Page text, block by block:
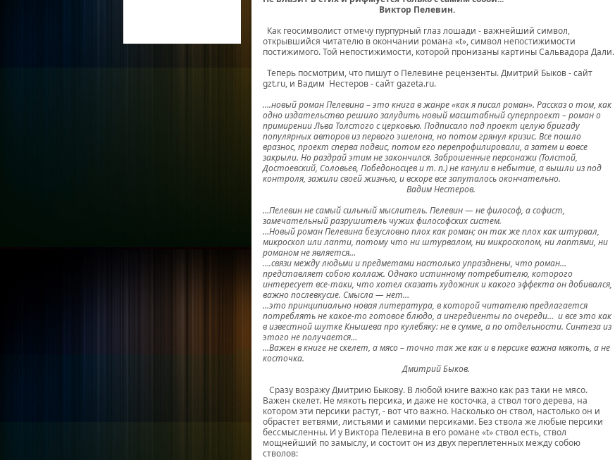
Виктор Пелевин.
Как геосимволист отмечу пурпурный глаз лошади - важнейший символ,
открывшийся читателю в окончании романа «t», символ непостижимости
постижимого. Той непостижимости, которой пронизаны картины Сальвадора Дали.
Теперь посмотрим, что пишут о Пелевине рецензенты. Дмитрий Быков - сайт
gzt.ru, и Вадим Нестеров - сайт gazeta.ru.
….новый роман Пелевина – это книга в жанре «как я писал роман». Рассказ о том, как
одно издательство решило залудить новый масштабный суперпроект – роман о
примирении Льва Толстого с церковью. Подписало под проект целую бригаду
популярных авторов из первого эшелона, но потом грянул кризис. Все пошло
вразнос, проект сперва подвис, потом его перепрофилировали, а затем и вовсе
закрыли. Но раздрай этим не закончился. Заброшенные персонажи (Толстой,
Достоевский, Соловьев, Победоносцев и т. п.) не канули в небытие, а вышли из под
контроля, зажили своей жизнью, и вскоре все запуталось окончательно.
Вадим Нестеров.
…Пелевин не самый сильный мыслитель. Пелевин — не философ, а софист,
замечательный разрушитель чужих философских систем.
…Новый роман Пелевина безусловно плох как роман; он так же плох как штурвал,
микроскоп или лапти, потому что ни штурвалом, ни микроскопом, ни лаптями, ни
романом не является…
….связи между людьми и предметами настолько упразднены, что роман…
представляет собою коллаж. Однако истинному потребителю, которого
интересует все-таки, что хотел сказать художник и какого эффекта он добивался,
важно послевкусие. Смысла — нет…
…это принципиально новая литература, в которой читателю предлагается
потреблять не какое-то готовое блюдо, а ингредиенты по очереди… и все это как
в известной шутке Кнышева про кулебяку: не в сумме, а по отдельности. Синтеза из
этого не получается…
…Важен в книге не скелет, а мясо – точно так же как и в персике важна мякоть, а не
косточка.
Дмитрий Быков.
Сразу возражу Дмитрию Быкову. В любой книге важно как раз таки не мясо.
Важен скелет. Не мякоть персика, и даже не косточка, а ствол того дерева, на
котором эти персики растут, - вот что важно. Насколько он ствол, настолько он и
обрастет ветвями, листьями и самими персиками. Без ствола же любые персики
бессмысленны. И у Виктора Пелевина в его романе «t» ствол есть, ствол
мощнейший по замыслу, и состоит он из двух переплетенных между собою
стволов: